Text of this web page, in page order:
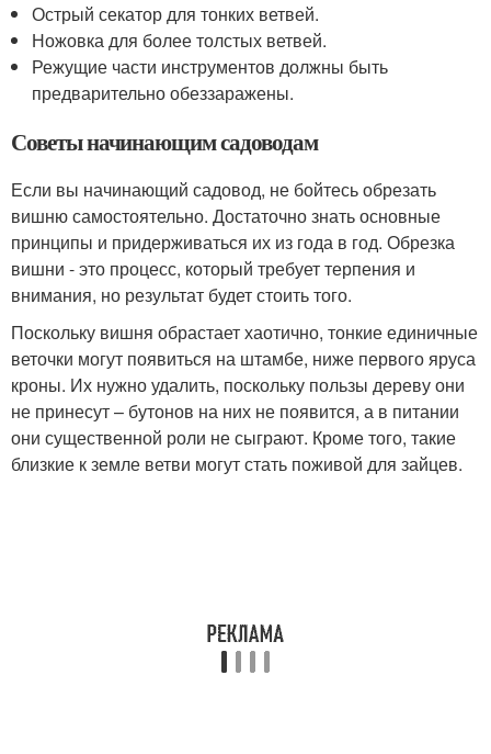
Острый секатор для тонких ветвей.
Ножовка для более толстых ветвей.
Режущие части инструментов должны быть
предварительно обеззаражены.
Советы начинающим садоводам
Если вы начинающий садовод, не бойтесь обрезать
вишню самостоятельно. Достаточно знать основные
принципы и придерживаться их из года в год. Обрезка
вишни - это процесс, который требует терпения и
внимания, но результат будет стоить того.
Поскольку вишня обрастает хаотично, тонкие единичные
веточки могут появиться на штамбе, ниже первого яруса
кроны. Их нужно удалить, поскольку пользы дереву они
не принесут – бутонов на них не появится, а в питании
они существенной роли не сыграют. Кроме того, такие
близкие к земле ветви могут стать поживой для зайцев.